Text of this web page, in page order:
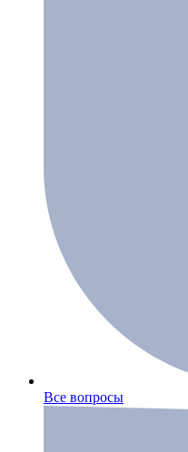
Все вопросы